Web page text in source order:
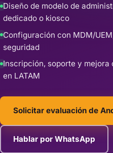
Diseño de modelo de
dedicado o kiosco
Configuración con MDM/
seguridad
Inscripción, soporte y
en LATAM
Solicitar evaluación de
Hablar por WhatsApp